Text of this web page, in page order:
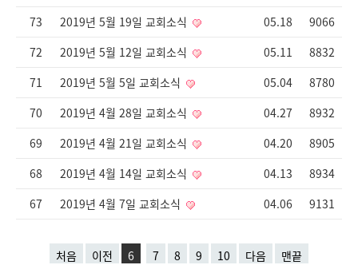
73
2019년 5월 19일 교회소식 05.18
9066
72
2019년 5월 12일 교회소식 05.11
8832
71
2019년 5월 5일 교회소식 05.04
8780
70
2019년 4월 28일 교회소식 04.27
8932
69
2019년 4월 21일 교회소식 04.20
8905
68
2019년 4월 14일 교회소식 04.13
8934
67
2019년 4월 7일 교회소식 04.06 9131
처음 이전 6 7 8 9 10 다음 맨끝